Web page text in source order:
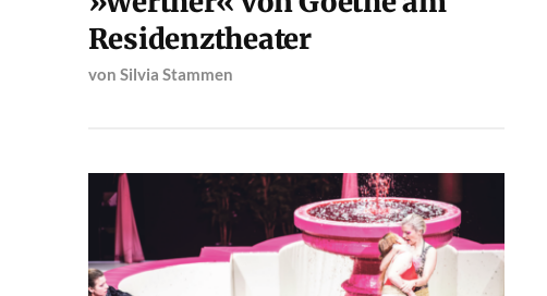
Residenztheater
von Silvia Stammen